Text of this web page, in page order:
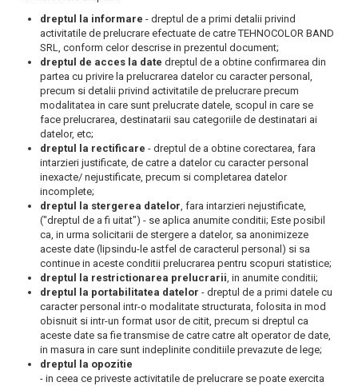
dreptul la informare - dreptul de a primi detalii privind
activitatile de prelucrare efectuate de catre TEHNOCOLOR BAND
SRL, conform celor descrise in prezentul document;
dreptul de acces la date dreptul de a obtine confirmarea din
partea cu privire la prelucrarea datelor cu caracter personal,
precum si detalii privind activitatile de prelucrare precum
modalitatea in care sunt prelucrate datele, scopul in care se
face prelucrarea, destinatarii sau categoriile de destinatari ai
datelor, etc;
dreptul la rectificare - dreptul de a obtine corectarea, fara
intarzieri justificate, de catre a datelor cu caracter personal
inexacte/ nejustificate, precum si completarea datelor
incomplete;
dreptul la stergerea datelor, fara intarzieri nejustificate,
("dreptul de a fi uitat") - se aplica anumite conditii; Este posibil
ca, in urma solicitarii de stergere a datelor, sa anonimizeze
aceste date (lipsindu-le astfel de caracterul personal) si sa
continue in aceste conditii prelucrarea pentru scopuri statistice;
dreptul la restrictionarea prelucrarii, in anumite conditii;
dreptul la portabilitatea datelor - dreptul de a primi datele cu
caracter personal intr-o modalitate structurata, folosita in mod
obisnuit si intr-un format usor de citit, precum si dreptul ca
aceste date sa fie transmise de catre catre alt operator de date,
in masura in care sunt indeplinite conditiile prevazute de lege;
dreptul la opozitie
- in ceea ce priveste activitatile de prelucrare se poate exercita